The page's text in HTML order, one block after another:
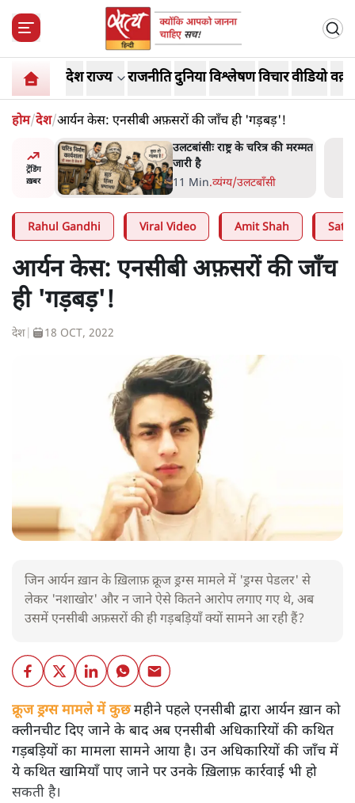
देशराज्य राजनीतिदुनियाविश्लेषणविचारवीडियो
होम/देश/आर्यन केस: एनसीबी अफ़सरों की जाँच ही 'गड़बड़'!
ट्रेंडिंग
ख़बर
उलटबांसीः राष्ट्र के चरित्र की मरम्मत
जारी है
11 Min.व्यंग्य/उलटबाँसी
Rahul Gandhi Viral Video Amit Shah
आर्यन केस: एनसीबी अफ़सरों की जाँच
ही 'गड़बड़'!
देश 18 OCT, 2022
जिन आर्यन ख़ान के ख़िलाफ़ क्रूज ड्रग्स मामले में 'ड्रग्स पेडलर' से
लेकर 'नशाखोर' और न जाने ऐसे कितने आरोप लगाए गए थे, अब
उसमें एनसीबी अफ़सरों की ही गड़बड़ियाँ क्यों सामने आ रही हैं?
क्रूज ड्रग्स मामले में कुछमहीने पहले एनसीबी द्वारा आर्यन ख़ान को
क्लीनचीट दिए जाने के बाद अब एनसीबी अधिकारियों की कथित
गड़बड़ियों का मामला सामने आया है। उन अधिकारियों की जाँच में
ये कथित खामियाँ पाए जाने पर उनके ख़िलाफ़ कार्रवाई भी हो
सकती है।